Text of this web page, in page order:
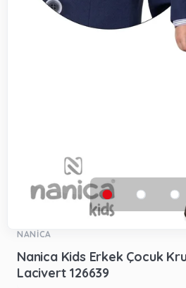
NANİCA
Nanica Kids Erkek Çocuk
Lacivert 126639